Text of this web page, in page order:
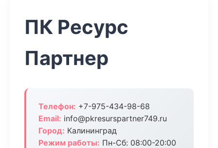
ПК Ресурс
Партнер
Телефон: +7-975-434-98-68
Email: info@pkresurspartner749.ru
Город: Калининград
Режим работы: Пн-Сб: 08:00-20:00